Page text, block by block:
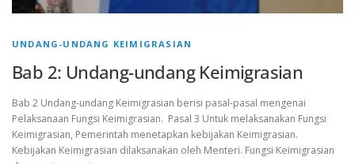
UNDANG-UNDANG KEIMIGRASIAN
Bab 2: Undang-undang Keimigrasian
Bab 2 Undang-undang Keimigrasian berisi pasal-pasal mengenai
Pelaksanaan Fungsi Keimigrasian. Pasal 3 Untuk melaksanakan Fungsi
Keimigrasian, Pemerintah menetapkan kebijakan Keimigrasian.
Kebijakan Keimigrasian dilaksanakan oleh Menteri. Fungsi Keimigrasian